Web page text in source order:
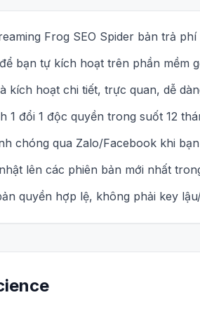
Frog SEO Spider bản trả
bạn tự kích hoạt trên phần mềm
kích hoạt chi tiết, trực quan, dễ
1 đổi 1 độc quyền trong suốt 12
chóng qua Zalo/Facebook khi
lên các phiên bản mới nhất
quyền hợp lệ, không phải key